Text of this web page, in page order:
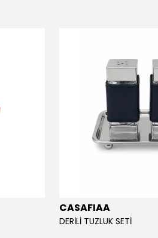
CASAFIAA
DERİLİ TUZLUK SETİ